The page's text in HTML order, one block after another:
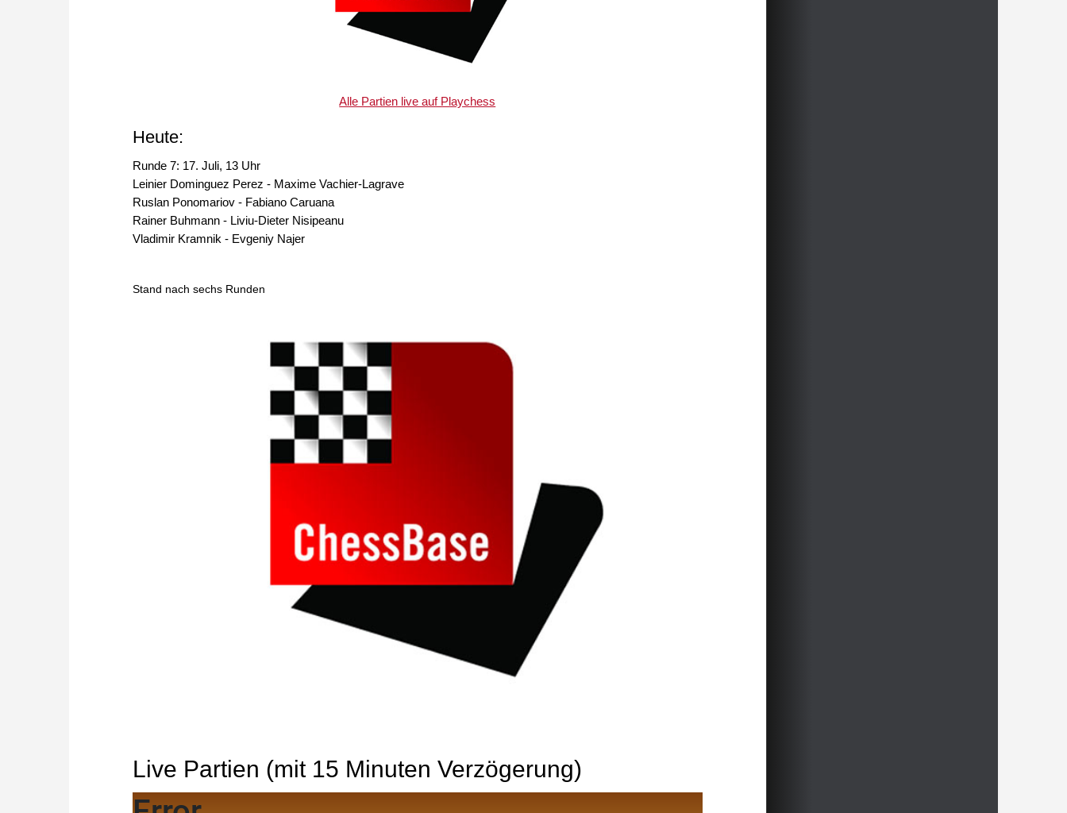
Alle Partien live auf Playchess
Heute:
Runde 7: 17. Juli, 13 Uhr
Leinier Dominguez Perez - Maxime Vachier-Lagrave
Ruslan Ponomariov - Fabiano Caruana
Rainer Buhmann - Liviu-Dieter Nisipeanu
Vladimir Kramnik - Evgeniy Najer
Stand nach sechs Runden
Live Partien (mit 15 Minuten Verzögerung)